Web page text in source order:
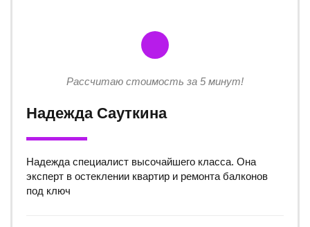
Рассчитаю стоимость за 5 минут!
Надежда Сауткина
Надежда специалист высочайшего класса. Она
эксперт в остеклении квартир и ремонта балконов
под ключ